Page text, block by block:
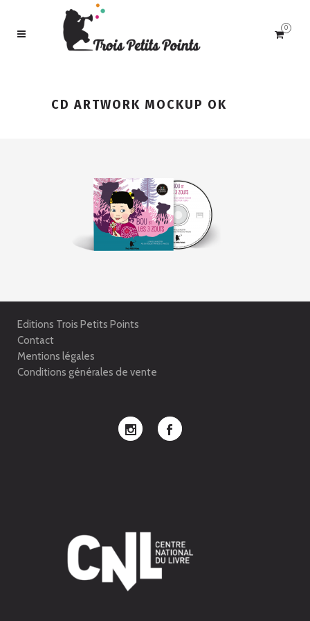
0
CD ARTWORK MOCKUP OK
Editions Trois Petits Points
Contact
Mentions légales
Conditions générales de vente